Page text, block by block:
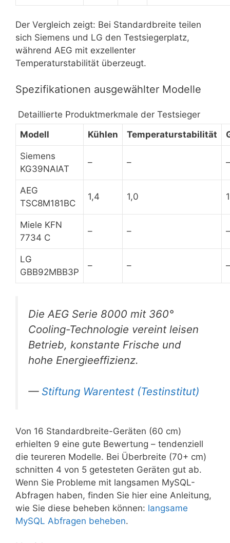
Der Vergleich zeigt: Bei Standardbreite teilen
sich Siemens und LG den Testsiegerplatz,
während AEG mit exzellenter
Temperaturstabilität überzeugt.
Spezifikationen ausgewählter Modelle
Detaillierte Produktmerkmale der Testsieger
Modell
Kühlen Temperaturstabilität
Siemens
KG39NAIAT
– – –
AEG
TSC8M181BC
1,4 1,0
Miele KFN
7734 C
– – –
LG
GBB92MBB3P
– – –
Die AEG Serie 8000 mit 360°
Cooling-Technologie vereint leisen
Betrieb, konstante Frische und
hohe Energieeffizienz.
— Stiftung Warentest (Testinstitut)
Von 16 Standardbreite-Geräten (60 cm)
erhielten 9 eine gute Bewertung – tendenziell
die teureren Modelle. Bei Überbreite (70+ cm)
schnitten 4 von 5 getesteten Geräten gut ab.
Wenn Sie Probleme mit langsamen MySQL-
Abfragen haben, finden Sie hier eine Anleitung,
wie Sie diese beheben können: langsame
MySQL Abfragen beheben.